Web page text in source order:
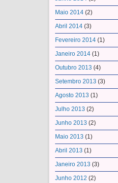
Maio 2014 (2)
Abril 2014 (3)
Fevereiro 2014 (1)
Janeiro 2014 (1)
Outubro 2013 (4)
Setembro 2013 (3)
Agosto 2013 (1)
Julho 2013 (2)
Junho 2013 (2)
Maio 2013 (1)
Abril 2013 (1)
Janeiro 2013 (3)
Junho 2012 (2)